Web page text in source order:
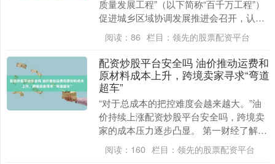
质量发展工程”（以下简称“百千万工程”）
促进城乡区域协调发展推进会召开，认真
落实全省“百千万工程”推进会精神，总结
成绩和....
阅读： 86 栏目： 领先的股票配资平台
配资炒股平台安全吗 油价推动运费和
原材料成本上升，跨境卖家寻求“弯道
超车”
“对于总成本的把控难度会越来越大。”油
价持续上涨配资炒股平台安全吗，跨境卖
家的成本压力逐步凸显。 第一财经了解
到，油价上涨不仅带来了物流成本的增
长，原材料价格也....
阅读： 160 栏目： 领先的股票配资平台